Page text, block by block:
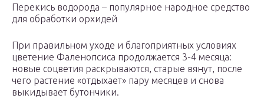
Перекись водорода – популярное народное средство
для обработки орхидей
При правильном уходе и благоприятных условиях
цветение Фаленопсиса продолжается 3-4 месяца:
новые соцветия раскрываются, старые вянут, после
чего растение «отдыхает» пару месяцев и снова
выкидывает бутончики.